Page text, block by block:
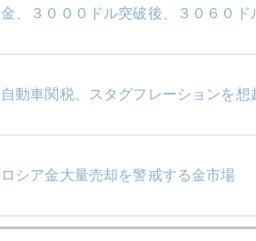
金、３０００ドル突破後、３０６０ド
自動車関税、スタグフレーションを想
ロシア金大量売却を警戒する金市場